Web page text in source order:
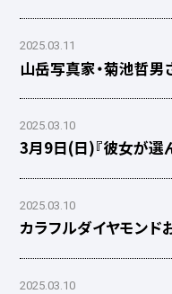
2025.03.11
山岳写真家・菊池哲男
2025.03.10
3月9日(日)『彼女が選
2025.03.10
カラフルダイヤモンド
2025.03.10